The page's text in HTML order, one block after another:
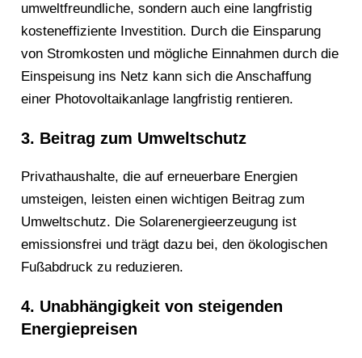
umweltfreundliche, sondern auch eine langfristig
kosteneffiziente Investition. Durch die Einsparung
von Stromkosten und mögliche Einnahmen durch die
Einspeisung ins Netz kann sich die Anschaffung
einer Photovoltaikanlage langfristig rentieren.
3. Beitrag zum Umweltschutz
Privathaushalte, die auf erneuerbare Energien
umsteigen, leisten einen wichtigen Beitrag zum
Umweltschutz. Die Solarenergieerzeugung ist
emissionsfrei und trägt dazu bei, den ökologischen
Fußabdruck zu reduzieren.
4. Unabhängigkeit von steigenden
Energiepreisen